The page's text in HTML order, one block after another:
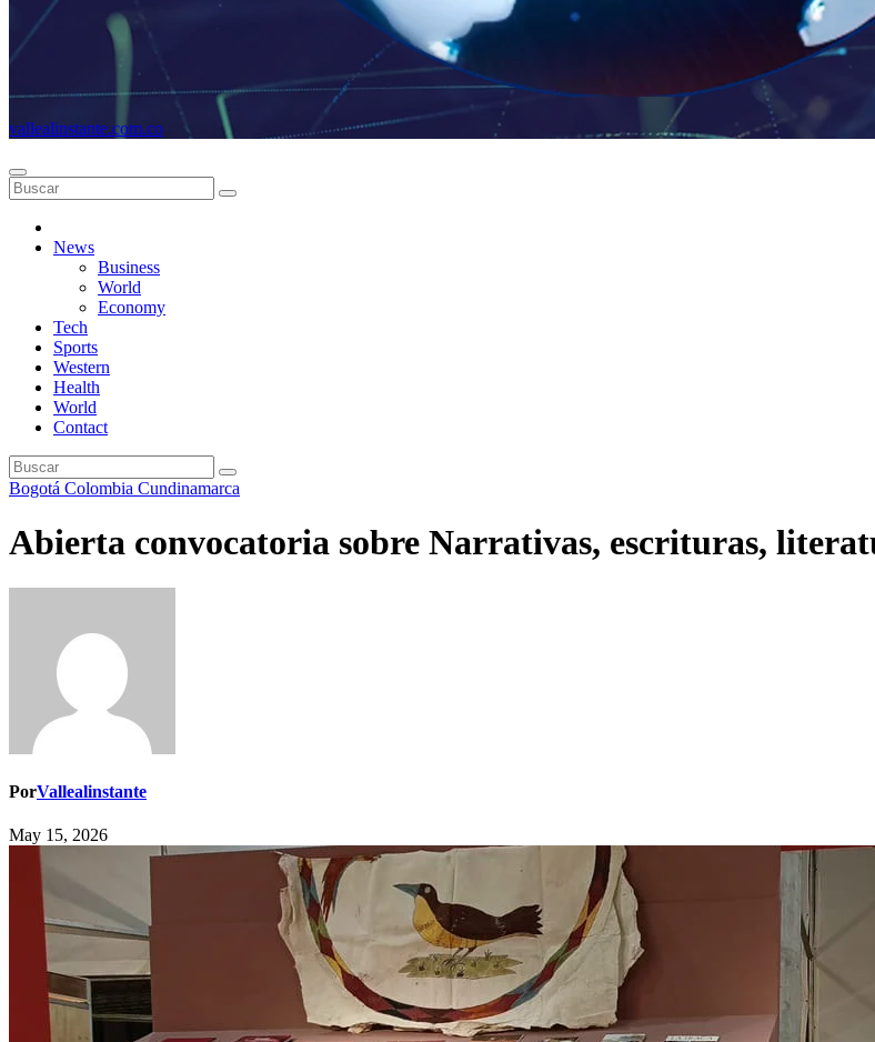
vallealinstante.com.co
News
Business
World
Economy
Tech
Sports
Western
Health
World
Contact
Bogotá Colombia Cundinamarca
Abierta convocatoria sobre Narrativas, escrituras,
PorVallealinstante
May 15, 2026